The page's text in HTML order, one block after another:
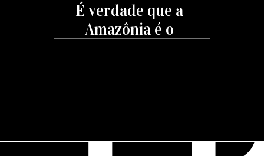
É verdade que a
Amazônia é o